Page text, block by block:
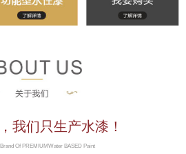
我们只生产水漆！
Of PREMIUMWater BASED Paint